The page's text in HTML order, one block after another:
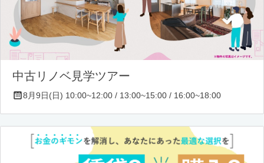
中古リノベ見学ツアー
8月9日(日) 10:00~12:00 / 13:00~15:00 / 16:00~18:00